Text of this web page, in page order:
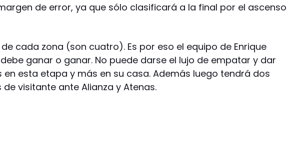
de error, ya que sólo clasificará a la final por el ascenso
cada zona (son cuatro). Es por eso el equipo de Enrique
ganar o ganar. No puede darse el lujo de empatar y dar
en esta etapa y más en su casa. Además luego tendrá dos
visitante ante Alianza y Atenas.